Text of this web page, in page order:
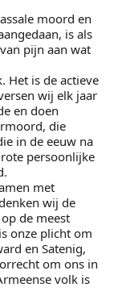
moord en
is als
pijn aan wat
Het is de actieve
wij elk jaar
en doen
die
in de eeuw na
persoonlijke
met
wij de
de meest
onze plicht om
en Satenig,
om ons in
volk is